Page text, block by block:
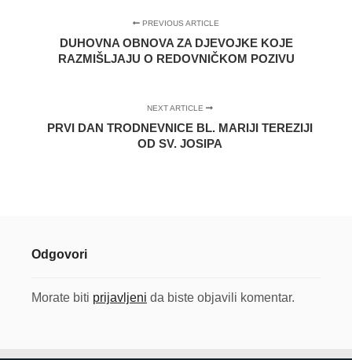
PREVIOUS ARTICLE
DUHOVNA OBNOVA ZA DJEVOJKE KOJE
RAZMIŠLJAJU O REDOVNIČKOM POZIVU
NEXT ARTICLE
PRVI DAN TRODNEVNICE BL. MARIJI TEREZIJI
OD SV. JOSIPA
Odgovori
Morate biti prijavljeni da biste objavili komentar.